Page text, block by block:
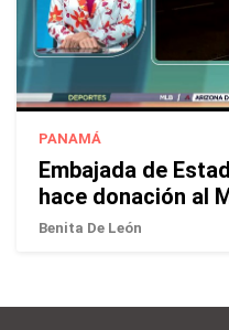
PANAMÁ
Embajada de
hace donación al
Benita De León